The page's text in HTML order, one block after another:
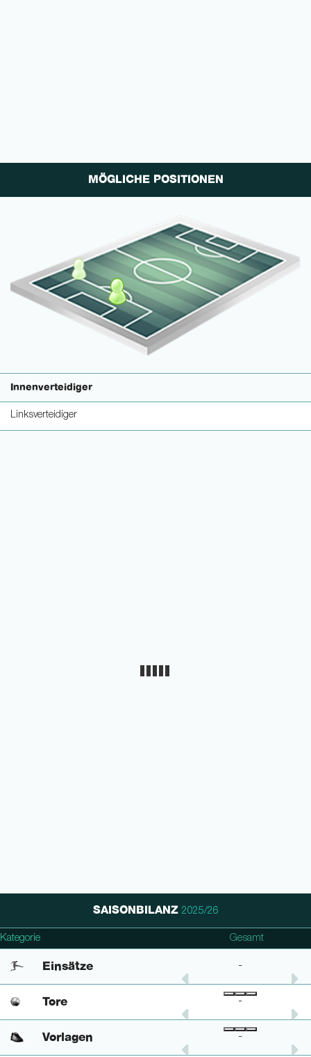
MÖGLICHE POSITIONEN
Innenverteidiger
Linksverteidiger
SAISONBILANZ 2025/26
Kategorie
1. Bundesliga Gesamt
Einsätze
- -
Tore
- -
Vorlagen
- -